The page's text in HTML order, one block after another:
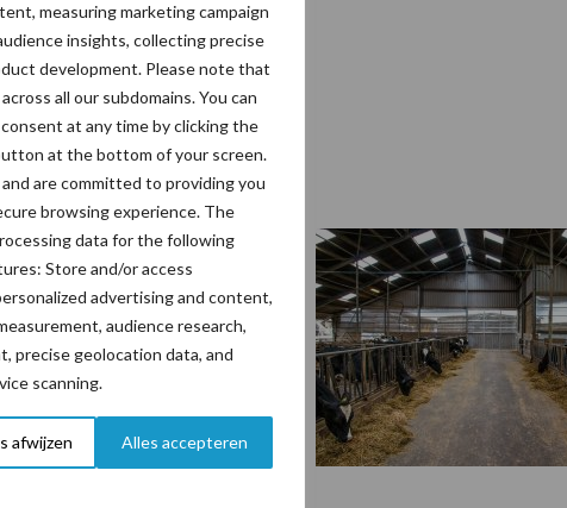
measuring marketing campaign
insights, collecting precise
development. Please note that
all our subdomains. You can
at any time by clicking the
at the bottom of your screen.
are committed to providing you
browsing experience. The
data for the following
Store and/or access
advertising and content,
audience research,
precise geolocation data, and
scanning.
afwijzen Alles accepteren
onze landbouw